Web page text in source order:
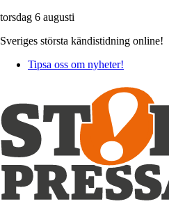
torsdag 6 augusti
Sveriges största kändistidning online!
Tipsa oss om nyheter!